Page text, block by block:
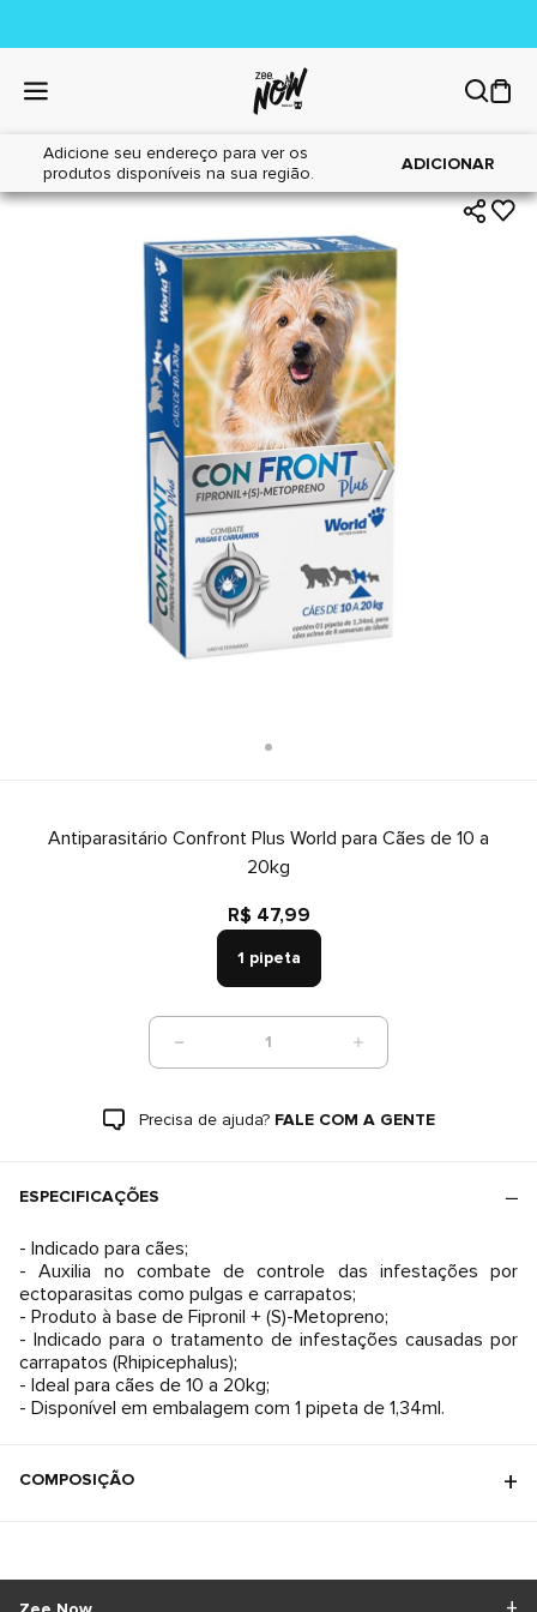
Adicione seu endereço para ver os
produtos disponíveis na sua região.
ADICIONAR
Home|Cães|Farmácia
Antiparasitário Confront Plus World para Cães de 10 a
20kg
R$ 47,99
1 pipeta
1
Precisa de ajuda? FALE COM A GENTE
ESPECIFICAÇÕES
- Indicado para cães;
- Auxilia no combate de controle das infestações por
ectoparasitas como pulgas e carrapatos;
- Produto à base de Fipronil + (S)-Metopreno;
- Indicado para o tratamento de infestações causadas por
carrapatos (Rhipicephalus);
- Ideal para cães de 10 a 20kg;
- Disponível em embalagem com 1 pipeta de 1,34ml.
COMPOSIÇÃO